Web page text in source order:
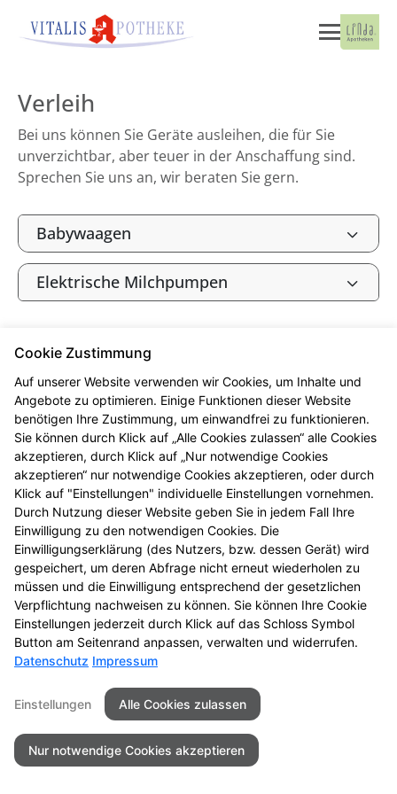
Verleih
Bei uns können Sie Geräte ausleihen, die für Sie
unverzichtbar, aber teuer in der Anschaffung sind.
Sprechen Sie uns an, wir beraten Sie gern.
Babywaagen
Elektrische Milchpumpen
Seitenübersicht Kontakt
Impressum
Datenschutz
Barrierefreiheit
© 2026 Vitalis Apotheke
Cookie Zustimmung
Auf unserer Website verwenden wir Cookies, um Inhalte und
Angebote zu optimieren. Einige Funktionen dieser Website
benötigen Ihre Zustimmung, um einwandfrei zu funktionieren.
Sie können durch Klick auf „Alle Cookies zulassen“ alle Cookies
akzeptieren, durch Klick auf „Nur notwendige Cookies
akzeptieren“ nur notwendige Cookies akzeptieren, oder durch
Klick auf "Einstellungen" individuelle Einstellungen vornehmen.
Durch Nutzung dieser Website geben Sie in jedem Fall Ihre
Einwilligung zu den notwendigen Cookies. Die
Einwilligungserklärung (des Nutzers, bzw. dessen Gerät) wird
gespeichert, um deren Abfrage nicht erneut wiederholen zu
müssen und die Einwilligung entsprechend der gesetzlichen
Verpflichtung nachweisen zu können. Sie können Ihre Cookie
Einstellungen jederzeit durch Klick auf das Schloss Symbol
Button am Seitenrand anpassen, verwalten und widerrufen.
Datenschutz Impressum
Einstellungen Alle Cookies zulassen
Nur notwendige Cookies akzeptieren